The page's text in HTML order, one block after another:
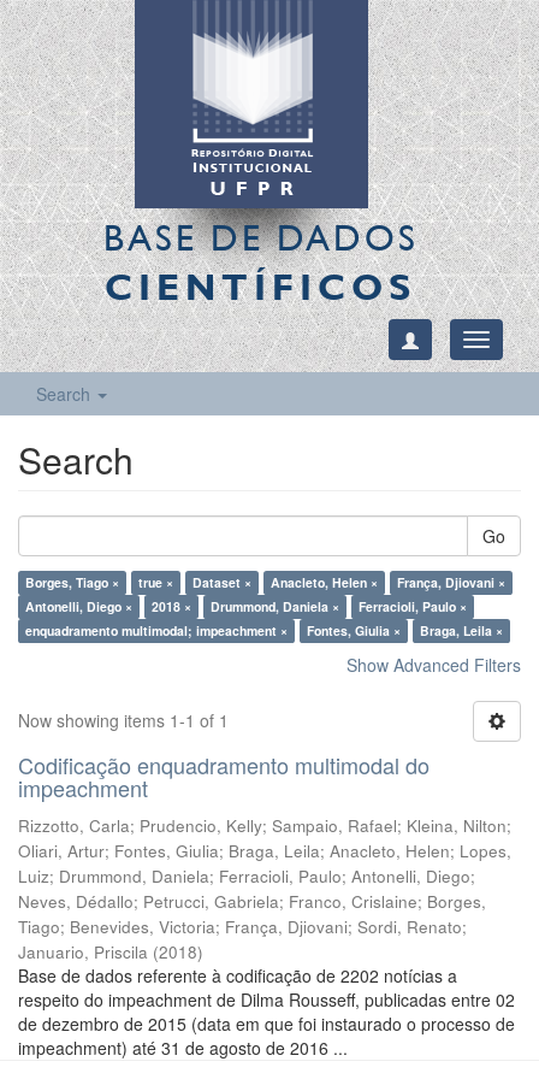
BASE DE DADOS
CIENTÍFICOS
Toggle
Search
Search
Go
Borges, Tiago × true × Dataset × Anacleto, Helen ×
França, Djiovani ×
Antonelli, Diego ×
2018 × Drummond, Daniela ×
Ferracioli, Paulo ×
enquadramento multimodal; impeachment ×
Fontes, Giulia × Braga, Leila ×
Show Advanced Filters
Now showing items 1-1 of 1
Codificação enquadramento multimodal do
impeachment
Rizzotto, Carla; Prudencio, Kelly; Sampaio, Rafael; Kleina, Nilton;
Oliari, Artur; Fontes, Giulia; Braga, Leila; Anacleto, Helen; Lopes,
Luiz; Drummond, Daniela; Ferracioli, Paulo; Antonelli, Diego;
Neves, Dédallo; Petrucci, Gabriela; Franco, Crislaine; Borges,
Tiago; Benevides, Victoria; França, Djiovani; Sordi, Renato;
Januario, Priscila (2018)
Base de dados referente à codificação de 2202 notícias a
respeito do impeachment de Dilma Rousseff, publicadas entre 02
de dezembro de 2015 (data em que foi instaurado o processo de
impeachment) até 31 de agosto de 2016 ...